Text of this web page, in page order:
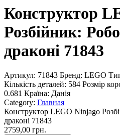
Конструктор
Розбійник:
драконі 71843
Артикул: 71843 Бренд: LEGO
Кількість деталей: 584 Розмір
0.681 Країна: Данія
Category: Главная
Конструктор LEGO Ninjago
драконі 71843
2759,00 грн.